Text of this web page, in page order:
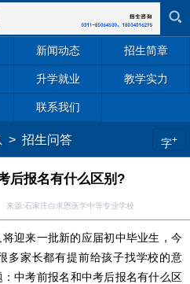
新闻动态 招生简章
升学就业 教学实力
联系我们
> 招生问答 字+
后报名有什么区别?
:石家庄白求恩医学中等专业学校
来一批新的应届初中毕业生，今
多家长都有提前给孩子找学校的意
中考前报名和中考后报名有什么区